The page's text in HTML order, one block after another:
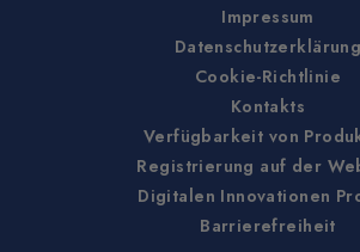
Impressum
Datenschutzerklärung
Cookie-Richtlinie
Kontakts
Verfügbarkeit von
Registrierung auf der
Digitalen Innovationen
Barrierefreiheit